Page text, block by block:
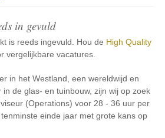
in gevuld
is reeds ingevuld. Hou de High Quality
vergelijkbare vacatures.
in het Westland, een wereldwijd en
de glas- en tuinbouw, zijn wij op zoek
(Operations) voor 28 - 36 uur per
einde jaar met grote kans op